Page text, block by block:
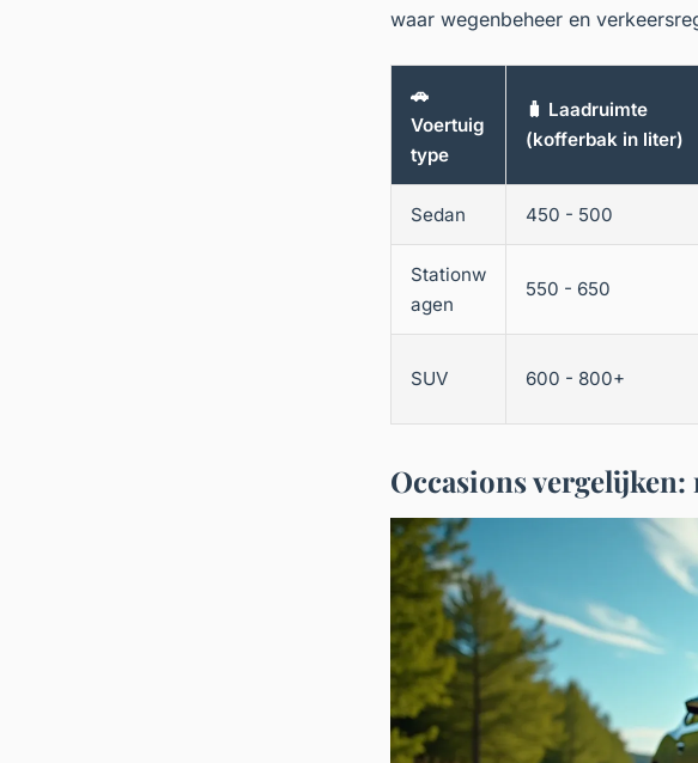
waar wegenbeheer en
🚗
Voertuig
type
🧳 Laadruimte
(kofferbak in liter)
Sedan 450 - 500
Stationw
agen
550 - 650
SUV 600 - 800+
Occasions